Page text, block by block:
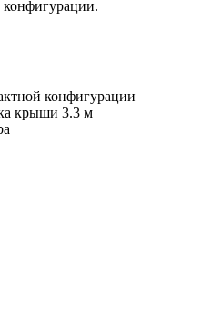
конфигурации.
конфигурации
крыши 3.3 м